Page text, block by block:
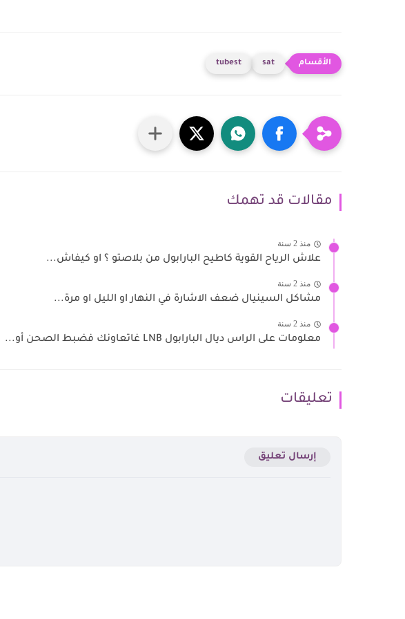
sat
tubest
مقالات قد تهمك
منذ 2 سنة
علاش الرياح القوية كاطيح البارابول من بلاصتو ؟ او كيفاش...
منذ 2 سنة
مشاكل السينيال ضعف الاشارة في النهار او الليل او مرة...
منذ 2 سنة
معلومات على الراس ديال البارابول LNB غاتعاونك فضبط الصحن أو...
تعليقات
إرسال تعليق